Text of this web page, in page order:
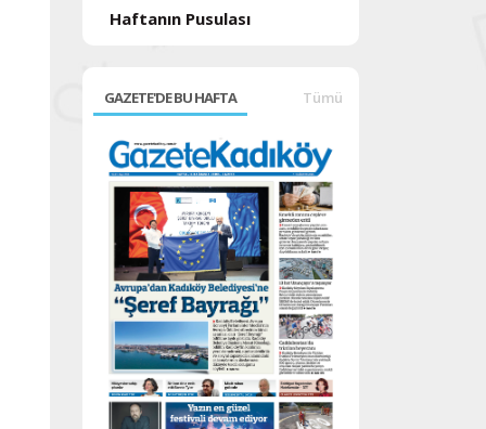
Haftanın Pusulası
GAZETE'DE BU HAFTA Tümü